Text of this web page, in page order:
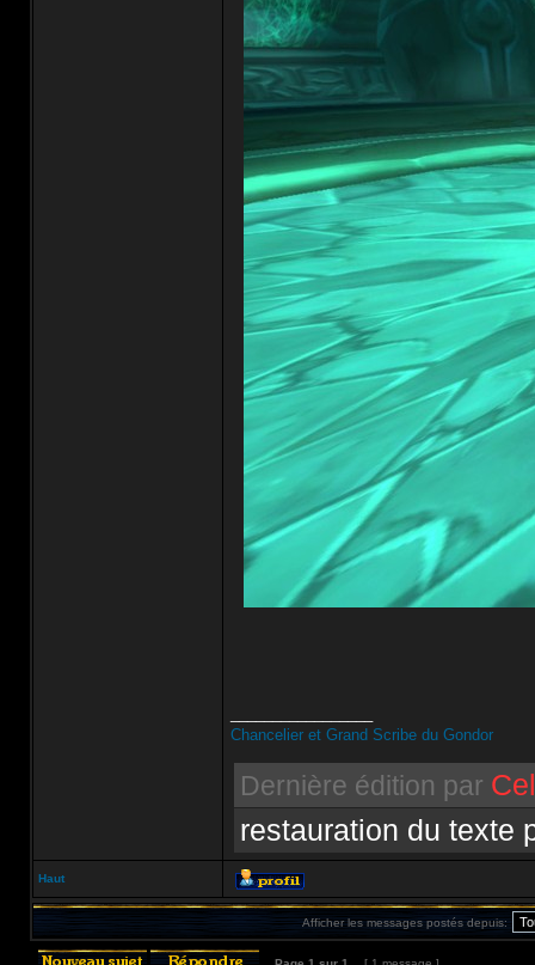
Chancelier et Grand Scribe du Gondor
Dernière édition par
restauration du texte
Haut
Afficher les messages postés depuis: